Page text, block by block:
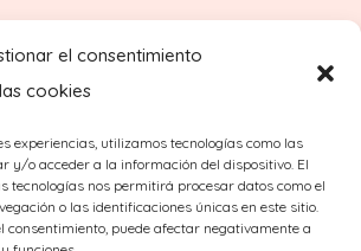
el consentimiento
cookies
experiencias, utilizamos tecnologías como las
y/o acceder a la información del dispositivo. El
tecnologías nos permitirá procesar datos como el
o las identificaciones únicas en este sitio.
consentimiento, puede afectar negativamente a